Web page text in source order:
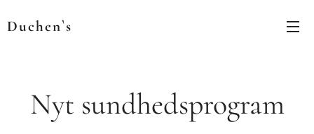
Duchen`s
Nyt sundhedsprogram